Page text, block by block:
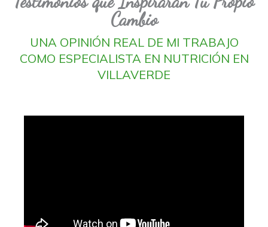
Cambio
UNA OPINIÓN REAL DE MI TRABAJO
COMO ESPECIALISTA EN NUTRICIÓN EN
VILLAVERDE